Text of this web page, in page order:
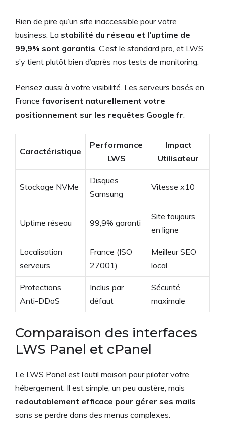
Rien de pire qu’un site inaccessible pour votre
business. La stabilité du réseau et l’uptime de
99,9% sont garantis. C’est le standard pro, et LWS
s’y tient plutôt bien d’après nos tests de monitoring.
Pensez aussi à votre visibilité. Les serveurs basés en
France favorisent naturellement votre
positionnement sur les requêtes Google fr.
Caractéristique
Performance
LWS
Impact
Utilisateur
Stockage NVMe
Disques
Samsung
Vitesse x10
Uptime réseau 99,9% garanti
Site toujours
en ligne
Localisation
serveurs
France (ISO
27001)
Meilleur SEO
local
Protections
Anti-DDoS
Inclus par
défaut
Sécurité
maximale
Comparaison des interfaces
LWS Panel et cPanel
Le LWS Panel est l’outil maison pour piloter votre
hébergement. Il est simple, un peu austère, mais
redoutablement efficace pour gérer ses mails
sans se perdre dans des menus complexes.